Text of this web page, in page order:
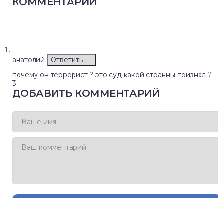
анатолий
Ответить
почему он террорист ? это суд какой странны признал ?
3
ДОБАВИТЬ КОММЕНТАРИЙ